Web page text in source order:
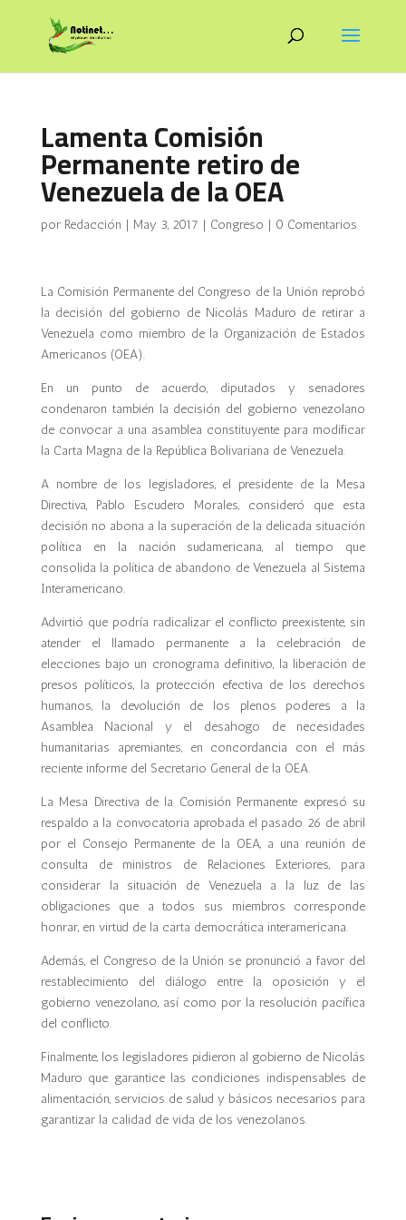
Lamenta Comisión
Permanente retiro de
Venezuela de la OEA
por Redacción | May 3, 2017 | Congreso | 0 Comentarios
La Comisión Permanente del Congreso de la Unión reprobó
la decisión del gobierno de Nicolás Maduro de retirar a
Venezuela como miembro de la Organización de Estados
Americanos (OEA).
En un punto de acuerdo, diputados y senadores
condenaron también la decisión del gobierno venezolano
de convocar a una asamblea constituyente para modificar
la Carta Magna de la República Bolivariana de Venezuela.
A nombre de los legisladores, el presidente de la Mesa
Directiva, Pablo Escudero Morales, consideró que esta
decisión no abona a la superación de la delicada situación
política en la nación sudamericana, al tiempo que
consolida la política de abandono de Venezuela al Sistema
Interamericano.
Advirtió que podría radicalizar el conflicto preexistente, sin
atender el llamado permanente a la celebración de
elecciones bajo un cronograma definitivo, la liberación de
presos políticos, la protección efectiva de los derechos
humanos, la devolución de los plenos poderes a la
Asamblea Nacional y el desahogo de necesidades
humanitarias apremiantes, en concordancia con el más
reciente informe del Secretario General de la OEA.
La Mesa Directiva de la Comisión Permanente expresó su
respaldo a la convocatoria aprobada el pasado 26 de abril
por el Consejo Permanente de la OEA, a una reunión de
consulta de ministros de Relaciones Exteriores, para
considerar la situación de Venezuela a la luz de las
obligaciones que a todos sus miembros corresponde
honrar, en virtud de la carta democrática interamericana.
Además, el Congreso de la Unión se pronunció a favor del
restablecimiento del diálogo entre la oposición y el
gobierno venezolano, así como por la resolución pacífica
del conflicto.
Finalmente, los legisladores pidieron al gobierno de Nicolás
Maduro que garantice las condiciones indispensables de
alimentación, servicios de salud y básicos necesarios para
garantizar la calidad de vida de los venezolanos.